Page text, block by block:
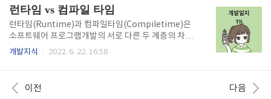
unction taskA(a, b, cb) { setTimeout(() => { con
st res = a + b; cb(res); }, 2000); } function taskB
(a, cb) { setTimeout(() => { const res = a * 2; cb
(res); }, 2000); } function taskC(a, cb) { setTime
out(() => { const r..
런타임 vs 컴파일 타임
런타임(Runtime)과 컴파일타임(Compiletime)은
소프트웨어 프로그램개발의 서로 다른 두 계층의 차이
를 설명하기 위한 용어이다. 프로그램을 생성하기 위해
그램이 되며, 이러한 편집 과정을 컴파일타임(Compil
etime) 이라고 부른다. 컴파일과정을 마친 프로그램은
개발지식 2022. 6. 22. 16:58
이전 다음